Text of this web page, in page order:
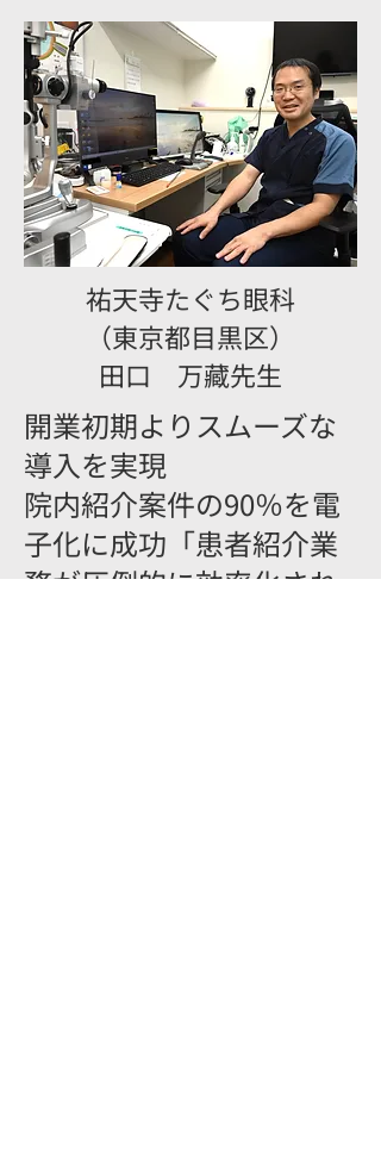
​祐天寺たぐち眼科
（東京都目黒区）
田口 万藏先生
開業初期よりスムーズな
導入を実現
院内紹介案件の90％を電
子化に成功「患者紹介業
務が圧倒的に効率化され